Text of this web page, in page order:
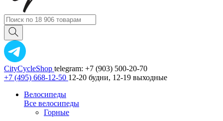
CityCycleShop telegram: +7 (903) 500-20-70
+7 (495) 668-12-50 12-20 будни, 12-19 выходные
Велосипеды
Все велосипеды
Горные